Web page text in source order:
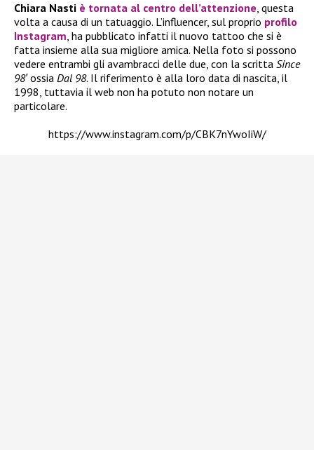
Chiara Nasti è tornata al centro dell’attenzione, questa
volta a causa di un tatuaggio. L’influencer, sul proprio profilo
Instagram, ha pubblicato infatti il nuovo tattoo che si è
fatta insieme alla sua migliore amica. Nella foto si possono
vedere entrambi gli avambracci delle due, con la scritta Since
98′ossia Dal 98. Il riferimento è alla loro data di nascita, il
1998, tuttavia il web non ha potuto non notare un
particolare.
https://www.instagram.com/p/CBK7nYwoIiW/